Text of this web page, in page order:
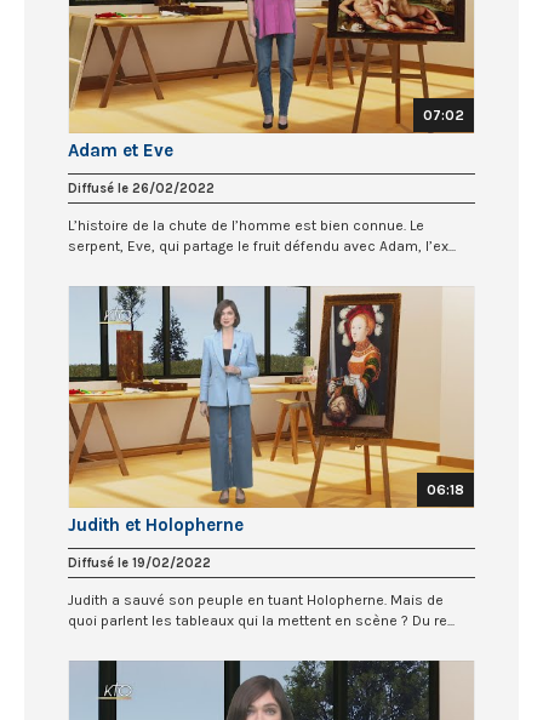
07:02
Adam et Eve
Diffusé le 26/02/2022
L’histoire de la chute de l’homme est bien connue. Le
serpent, Eve, qui partage le fruit défendu avec Adam, l’ex...
06:18
Judith et Holopherne
Diffusé le 19/02/2022
Judith a sauvé son peuple en tuant Holopherne. Mais de
quoi parlent les tableaux qui la mettent en scène ? Du re...